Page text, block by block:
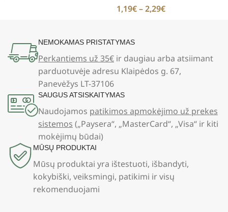
1,19€–2,29€
NEMOKAMAS PRISTATYMAS
Perkantiems už 35€ ir daugiau arba atsiimant
parduotuvėje adresu Klaipėdos g. 67,
Panevėžys LT-37106
SAUGUS ATSISKAITYMAS
Naudojamos patikimos apmokėjimo už prekes
sistemos („Paysera“, „MasterCard“, „Visa“ ir kiti
mokėjimų būdai)
MŪSŲ PRODUKTAI
Mūsų produktai yra ištestuoti, išbandyti,
kokybiški, veiksmingi, patikimi ir visų
rekomenduojami